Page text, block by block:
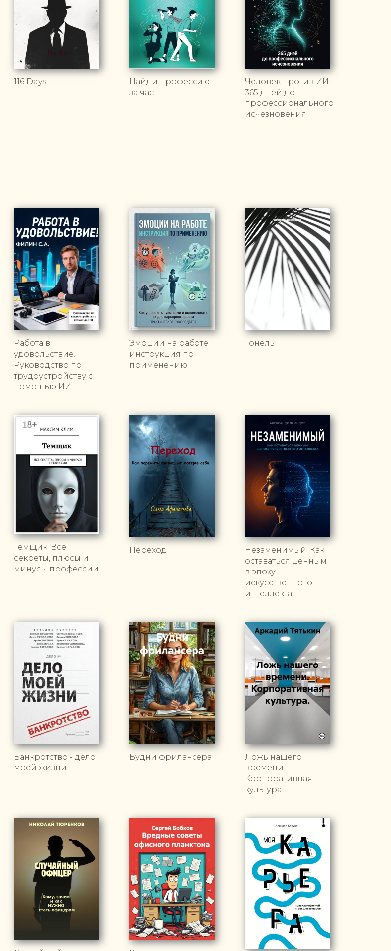
116 Days
Найди профессию
за час
Человек против ИИ:
365 дней до
профессионального
исчезновения
Работа в
удовольствие!
Руководство по
трудоустройству с
помощью ИИ
Эмоции на работе:
инструкция по
применению
Тонель
Темщик. Все
секреты, плюсы и
минусы профессии
Переход
Незаменимый. Как
оставаться ценным
в эпоху
искусственного
интеллекта
Банкротство - дело
моей жизни
Будни фрилансера
Ложь нашего
времени.
Корпоративная
культура.